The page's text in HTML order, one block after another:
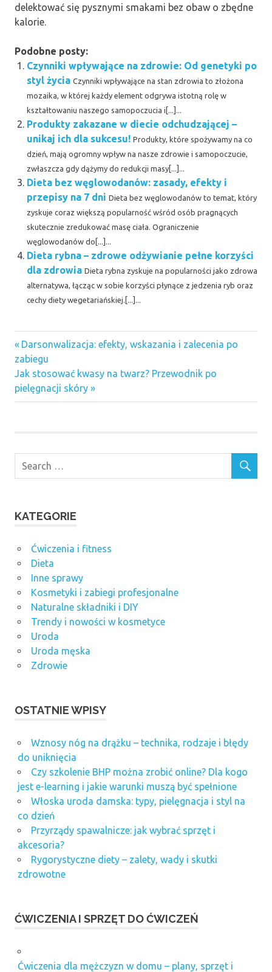
delektować się pysznymi smakami bez obaw o zbędne
kalorie.
Podobne posty:
Czynniki wpływające na zdrowie: Od genetyki po
styl życia Czynniki wpływające na stan zdrowia to złożona
mozaika, w której każdy element odgrywa istotną rolę w
kształtowaniu naszego samopoczucia i[...]...
Produkty zakazane w diecie odchudzającej –
unikaj ich dla sukcesu! Produkty, które spożywamy na co
dzień, mają ogromny wpływ na nasze zdrowie i samopoczucie,
zwłaszcza gdy dążymy do redukcji masy[...]...
Dieta bez węglowodanów: zasady, efekty i
przepisy na 7 dni Dieta bez węglowodanów to temat, który
zyskuje coraz większą popularność wśród osób pragnących
skutecznie zredukować masę ciała. Ograniczenie
węglowodanów do[...]...
Dieta rybna – zdrowe odżywianie pełne korzyści
dla zdrowia Dieta rybna zyskuje na popularności jako zdrowa
alternatywa, łącząc w sobie korzyści płynące z jedzenia ryb oraz
cechy diety wegetariańskiej.[...]...
Nawigacja
wpisu
Previous
Post:
Darsonwalizacja: efekty, wskazania i zalecenia po
zabiegu
Next
Post:
Jak stosować kwasy na twarz? Przewodnik po
pielęgnacji skóry
KATEGORIE
Ćwiczenia i fitness
Dieta
Inne sprawy
Kosmetyki i zabiegi profesjonalne
Naturalne składniki i DIY
Trendy i nowości w kosmetyce
Uroda
Uroda męska
Zdrowie
OSTATNIE WPISY
Wznosy nóg na drążku – technika, rodzaje i błędy
do uniknięcia
Czy szkolenie BHP można zrobić online? Dla kogo
jest e-learning i jakie warunki muszą być spełnione
Włoska uroda damska: typy, pielęgnacja i styl na
co dzień
Przyrządy spawalnicze: jak wybrać sprzęt i
akcesoria?
Rygorystyczne diety – zalety, wady i skutki
zdrowotne
ĆWICZENIA I SPRZĘT DO ĆWICZEŃ
Ćwiczenia dla mężczyzn w domu – plany, sprzęt i